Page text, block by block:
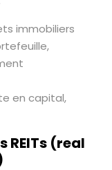
immobiliers
en capital,
REITs (real